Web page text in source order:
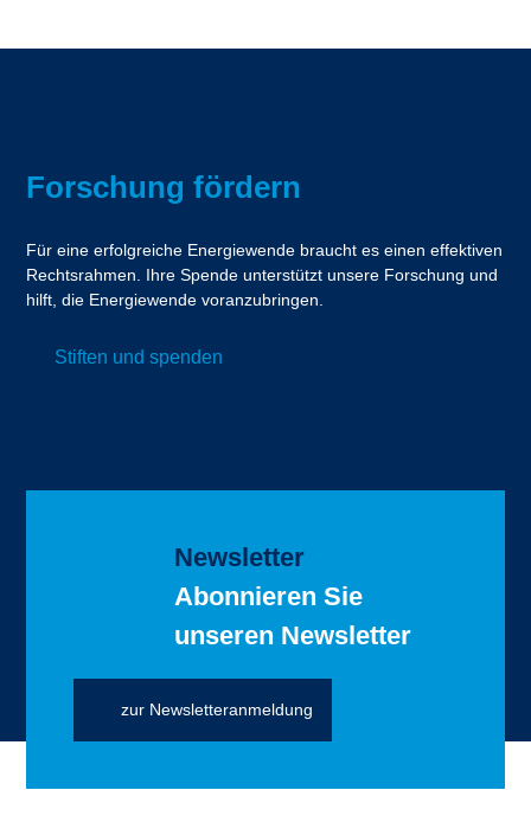
Forschung fördern
Für eine erfolgreiche Energiewende braucht es einen effektiven
Rechtsrahmen. Ihre Spende unterstützt unsere Forschung und
hilft, die Energiewende voranzubringen.
Stiften und spenden
Newsletter
Abonnieren Sie
unseren Newsletter
zur Newsletteranmeldung